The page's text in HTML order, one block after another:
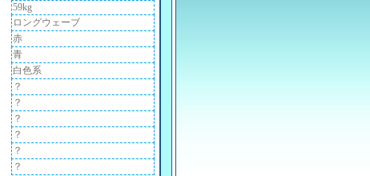
59kg
ロングウェーブ
赤
青
白色系
？
？
？
？
？
？